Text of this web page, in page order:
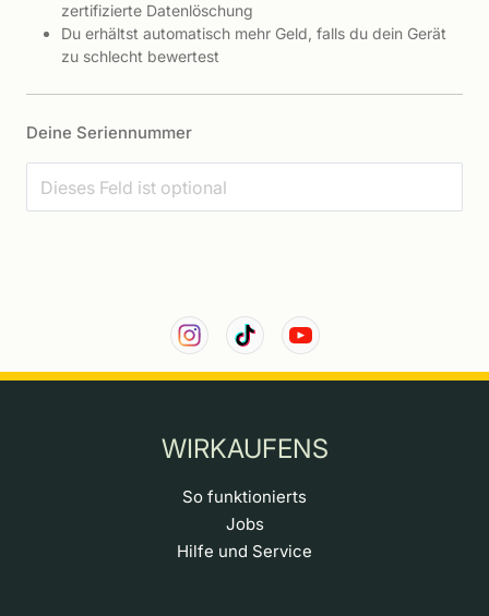
zertifizierte Datenlöschung
Du erhältst automatisch mehr Geld, falls du dein Gerät
zu schlecht bewertest
Deine Seriennummer
WIRKAUFENS
So funktionierts
Jobs
Hilfe und Service